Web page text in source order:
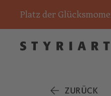
Platz der
ZURÜCK